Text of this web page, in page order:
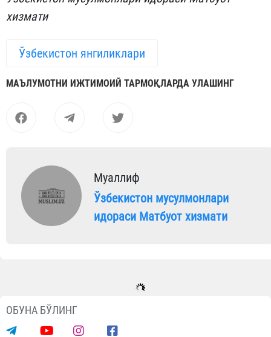
хизмати
Ўзбекистон янгиликлари
МАЪЛУМОТНИ ИЖТИМОИЙ ТАРМОҚЛАРДА УЛАШИНГ
Муаллиф
Ўзбекистон мусулмонлари
идораси Матбуот хизмати
ОБУНА БЎЛИНГ